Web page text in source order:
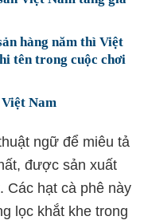
hàng năm thì Việt
tên trong cuộc chơi
Nam
ngữ để miêu tả
được sản xuất
Các hạt cà phê này
lọc khắt khe trong